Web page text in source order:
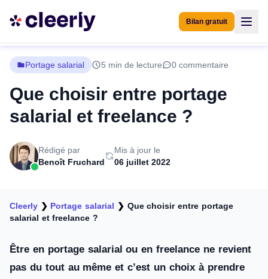
Bilan gratuit
Portage salarial 5 min de lecture 0 commentaire
Que choisir entre portage
salarial et freelance ?
Rédigé par
Benoît Fruchard
Mis à jour le
06 juillet 2022
Cleerly ❯ Portage salarial ❯ Que choisir entre portage
salarial et freelance ?
Être en portage salarial ou en freelance ne revient
pas du tout au même et c’est un choix à prendre